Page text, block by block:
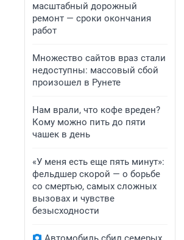
масштабный дорожный
ремонт — сроки окончания
работ
Множество сайтов враз стали
недоступны: массовый сбой
произошел в Рунете
Нам врали, что кофе вреден?
Кому можно пить до пяти
чашек в день
«У меня есть еще пять минут»:
фельдшер скорой — о борьбе
со смертью, самых сложных
вызовах и чувстве
безысходности